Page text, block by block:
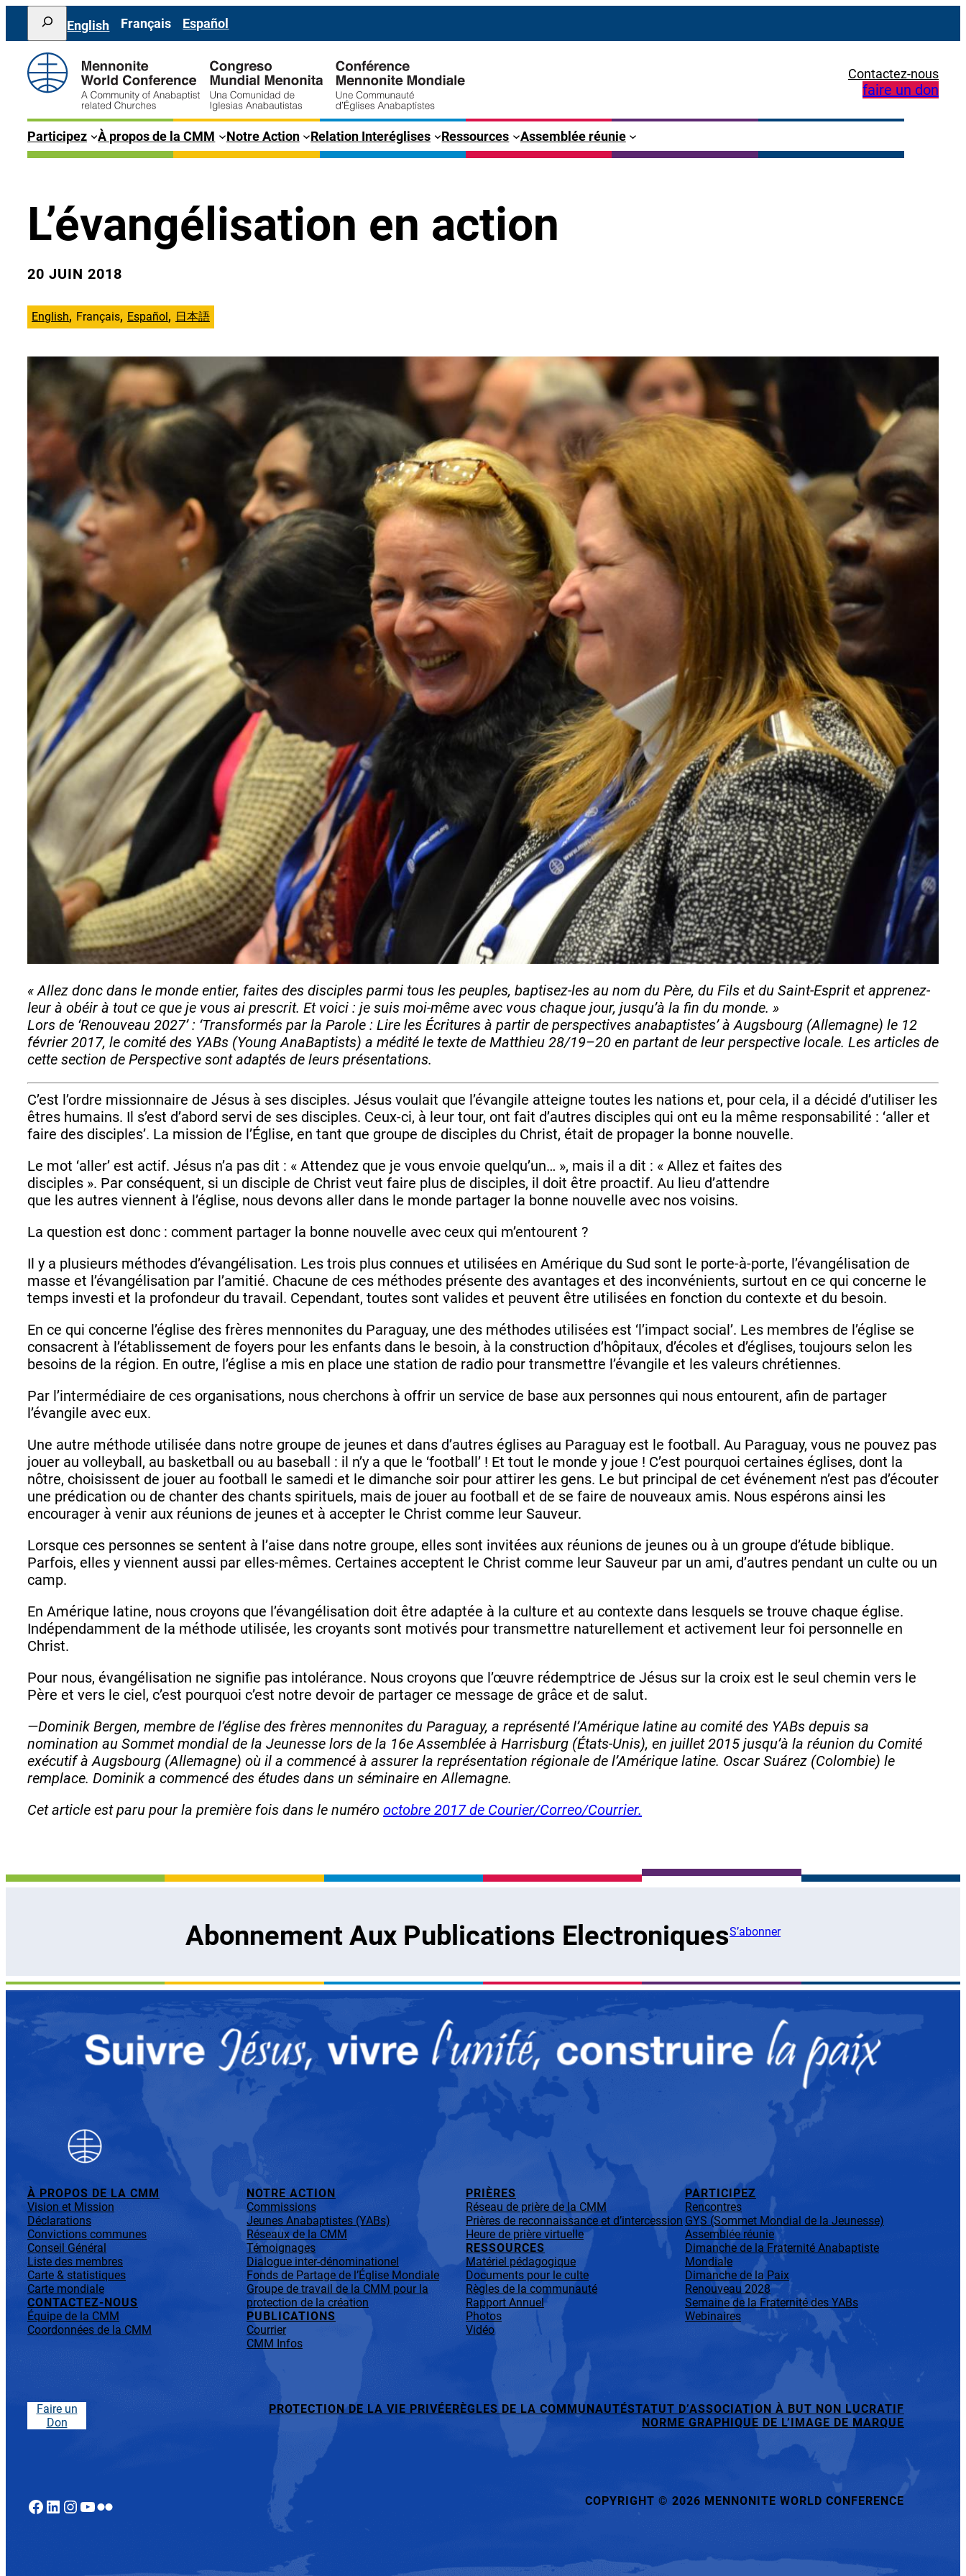
Aller
contenu
Search
English Français Español
Contactez-nous
faire un don
Participez À propos de la CMM Notre Action Relation Interéglises Ressources Assemblée réunie
L’évangélisation en action
20 JUIN 2018
English Français Español 日本語
« Allez donc dans le monde entier, faites des disciples parmi tous les peuples, baptisez-les au nom du Père, du Fils et du Saint-Esprit et apprenez-
leur à obéir à tout ce que je vous ai prescrit. Et voici : je suis moi-même avec vous chaque jour, jusqu’à la fin du monde. »
Lors de ‘Renouveau 2027’ : ‘Transformés par la Parole : Lire les Écritures à partir de perspectives anabaptistes’ à Augsbourg (Allemagne) le 12
février 2017, le comité des YABs (Young AnaBaptists) a médité le texte de Matthieu 28/19–20 en partant de leur perspective locale. Les articles de
cette section de Perspective sont adaptés de leurs présentations.
C’est l’ordre missionnaire de Jésus à ses disciples. Jésus voulait que l’évangile atteigne toutes les nations et, pour cela, il a décidé d’utiliser les
êtres humains. Il s’est d’abord servi de ses disciples. Ceux-ci, à leur tour, ont fait d’autres disciples qui ont eu la même responsabilité : ‘aller et
faire des disciples’. La mission de l’Église, en tant que groupe de disciples du Christ, était de propager la bonne nouvelle.
Le mot ‘aller’ est actif. Jésus n’a pas dit : « Attendez que je vous envoie quelqu’un… », mais il a dit : « Allez et faites des
disciples ». Par conséquent, si un disciple de Christ veut faire plus de disciples, il doit être proactif. Au lieu d’attendre
que les autres viennent à l’église, nous devons aller dans le monde partager la bonne nouvelle avec nos voisins.
La question est donc : comment partager la bonne nouvelle avec ceux qui m’entourent ?
Il y a plusieurs méthodes d’évangélisation. Les trois plus connues et utilisées en Amérique du Sud sont le porte-à-porte, l’évangélisation de
masse et l’évangélisation par l’amitié. Chacune de ces méthodes présente des avantages et des inconvénients, surtout en ce qui concerne le
temps investi et la profondeur du travail. Cependant, toutes sont valides et peuvent être utilisées en fonction du contexte et du besoin.
En ce qui concerne l’église des frères mennonites du Paraguay, une des méthodes utilisées est ‘l’impact social’. Les membres de l’église se
consacrent à l’établissement de foyers pour les enfants dans le besoin, à la construction d’hôpitaux, d’écoles et d’églises, toujours selon les
besoins de la région. En outre, l’église a mis en place une station de radio pour transmettre l’évangile et les valeurs chrétiennes.
Par l’intermédiaire de ces organisations, nous cherchons à offrir un service de base aux personnes qui nous entourent, afin de partager
l’évangile avec eux.
Une autre méthode utilisée dans notre groupe de jeunes et dans d’autres églises au Paraguay est le football. Au Paraguay, vous ne pouvez pas
jouer au volleyball, au basketball ou au baseball : il n’y a que le ‘football’ ! Et tout le monde y joue ! C’est pourquoi certaines églises, dont la
nôtre, choisissent de jouer au football le samedi et le dimanche soir pour attirer les gens. Le but principal de cet événement n’est pas d’écouter
une prédication ou de chanter des chants spirituels, mais de jouer au football et de se faire de nouveaux amis. Nous espérons ainsi les
encourager à venir aux réunions de jeunes et à accepter le Christ comme leur Sauveur.
Lorsque ces personnes se sentent à l’aise dans notre groupe, elles sont invitées aux réunions de jeunes ou à un groupe d’étude biblique.
Parfois, elles y viennent aussi par elles-mêmes. Certaines acceptent le Christ comme leur Sauveur par un ami, d’autres pendant un culte ou un
camp.
En Amérique latine, nous croyons que l’évangélisation doit être adaptée à la culture et au contexte dans lesquels se trouve chaque église.
Indépendamment de la méthode utilisée, les croyants sont motivés pour transmettre naturellement et activement leur foi personnelle en
Christ.
Pour nous, évangélisation ne signifie pas intolérance. Nous croyons que l’œuvre rédemptrice de Jésus sur la croix est le seul chemin vers le
Père et vers le ciel, c’est pourquoi c’est notre devoir de partager ce message de grâce et de salut.
—Dominik Bergen, membre de l’église des frères mennonites du Paraguay, a représenté l’Amérique latine au comité des YABs depuis sa
nomination au Sommet mondial de la Jeunesse lors de la 16e Assemblée à Harrisburg (États-Unis), en juillet 2015 jusqu’à la réunion du Comité
exécutif à Augsbourg (Allemagne) où il a commencé à assurer la représentation régionale de l’Amérique latine. Oscar Suárez (Colombie) le
remplace. Dominik a commencé des études dans un séminaire en Allemagne.
Cet article est paru pour la première fois dans le numéro octobre 2017 de Courier/Correo/Courrier.
Abonnement Aux Publications ElectroniquesS’abonner
À PROPOS DE LA CMM
Vision et Mission
Déclarations
Convictions communes
Conseil Général
Liste des membres
Carte & statistiques
Carte mondiale
CONTACTEZ-NOUS
Équipe de la CMM
Coordonnées de la CMM
NOTRE ACTION
Commissions
Jeunes Anabaptistes (YABs)
Réseaux de la CMM
Témoignages
Dialogue inter-dénominationel
Fonds de Partage de l’Église Mondiale
Groupe de travail de la CMM pour la
protection de la création
PUBLICATIONS
Courrier
CMM Infos
PRIÈRES
Réseau de prière de la CMM
Prières de reconnaissance et d’intercession
Heure de prière virtuelle
RESSOURCES
Matériel pédagogique
Documents pour le culte
Règles de la communauté
Rapport Annuel
Photos
Vidéo
PARTICIPEZ
Rencontres
GYS (Sommet Mondial de la Jeunesse)
Assemblée réunie
Dimanche de la Fraternité Anabaptiste
Mondiale
Dimanche de la Paix
Renouveau 2028
Semaine de la Fraternité des YABs
Webinaires
Faire un
Don
PROTECTION DE LA VIE PRIVÉERÈGLES DE LA COMMUNAUTÉSTATUT D’ASSOCIATION À BUT NON LUCRATIF
NORME GRAPHIQUE DE L’IMAGE DE MARQUE
Facebook
LinkedIn
Instagram
YouTube
Flickr COPYRIGHT © 2026 MENNONITE WORLD CONFERENCE